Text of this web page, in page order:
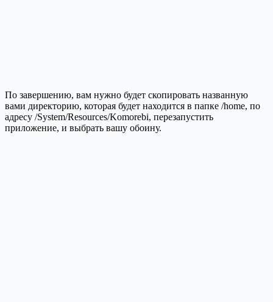
По завершению, вам нужно будет скопировать названную
вами директорию, которая будет находится в папке /home, по
адресу /System/Resources/Komorebi, перезапустить
приложение, и выбрать вашу обоину.